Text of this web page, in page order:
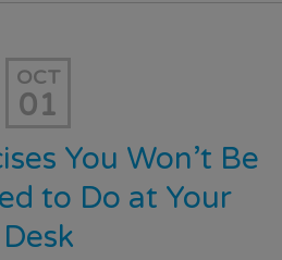
OCT
01
You Won’t Be
to Do at Your
Desk